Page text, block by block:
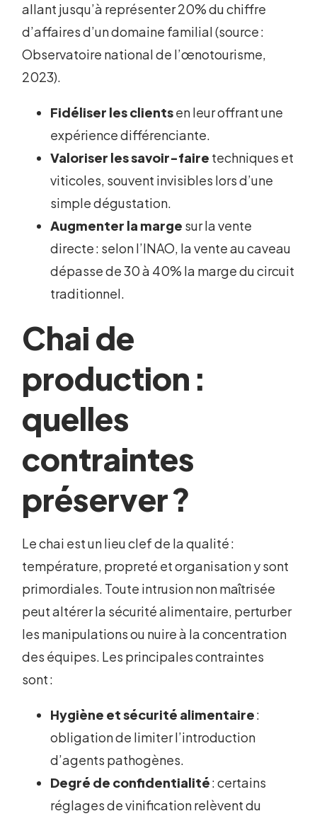
allant jusqu’à représenter 20% du chiffre
d’affaires d’un domaine familial (source :
Observatoire national de l’œnotourisme,
2023).
Fidéliser les clientsen leur offrant une
expérience différenciante.
Valoriser les savoir-faire techniques et
viticoles, souvent invisibles lors d’une
simple dégustation.
Augmenter la marge sur la vente
directe : selon l’INAO, la vente au caveau
dépasse de 30 à 40% la marge du circuit
traditionnel.
Chai de
production :
quelles
contraintes
préserver ?
Le chai est un lieu clef de la qualité :
température, propreté et organisation y sont
primordiales. Toute intrusion non maîtrisée
peut altérer la sécurité alimentaire, perturber
les manipulations ou nuire à la concentration
des équipes. Les principales contraintes
sont :
Hygiène et sécurité alimentaire:
obligation de limiter l’introduction
d’agents pathogènes.
Degré de confidentialité: certains
réglages de vinification relèvent du